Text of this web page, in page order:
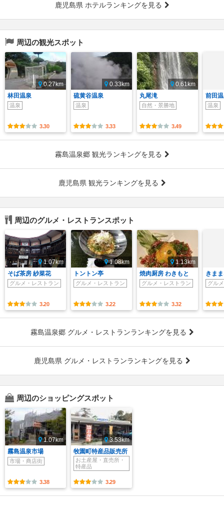
鹿児島県 ホテルランキングを見る
周辺の観光スポット
0.27km
林田温泉
温泉
3.30
0.33km
硫黄谷温泉
温泉
3.33
0.61km
丸尾滝
自然・景勝地
3.49
前田
温泉
霧島温泉郷 観光ランキングを見る
鹿児島県 観光ランキングを見る
周辺のグルメ・レストランスポット
1.07km
そば茶房 紗菜花
グルメ・レストラン
3.20
1.08km
トントン亭
グルメ・レストラン
3.22
1.13km
焼肉厨房 わきもと
グルメ・レストラン
3.32
きま
グル
霧島温泉郷 グルメ・レストランランキングを見る
鹿児島県 グルメ・レストランランキングを見る
周辺のショッピングスポット
1.07km
霧島温泉市場
市場・商店街
3.38
3.53km
牧園町特産品販売所
お土産屋・直売所・
特産品
3.29